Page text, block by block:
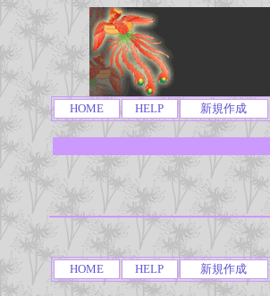
HOME HELP 新規作成
HOME HELP 新規作成